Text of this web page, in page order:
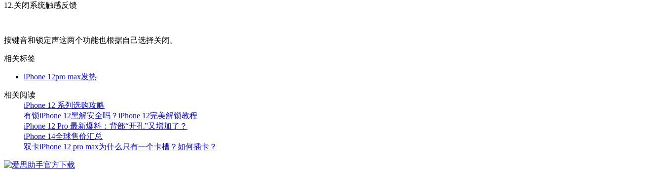
12.关闭系统触感反馈
按键音和锁定声这两个功能也根据自己选择关闭。
相关标签
iPhone 12pro max发热
相关阅读
iPhone 12 系列选购攻略
有锁iPhone 12黑解安全吗？iPhone 12完美解锁教程
iPhone 12 Pro 最新爆料：背部“开孔”又增加了？
iPhone 14全球售价汇总
双卡iPhone 12 pro max为什么只有一个卡槽？如何插卡？